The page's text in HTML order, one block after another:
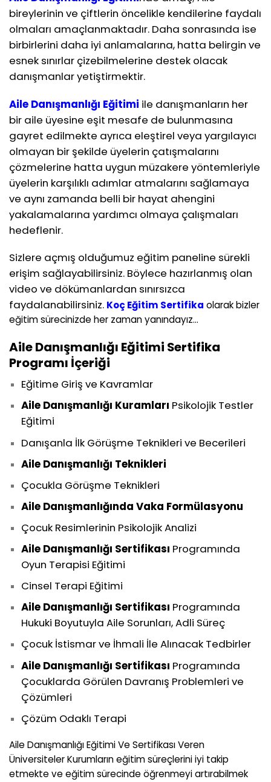
bireylerinin ve çiftlerin öncelikle kendilerine faydalı
olmaları amaçlanmaktadır. Daha sonrasında ise
birbirlerini daha iyi anlamalarına, hatta belirgin ve
esnek sınırlar çizebilmelerine destek olacak
danışmanlar yetiştirmektir.
Aile Danışmanlığı Eğitimi ile danışmanların her
bir aile üyesine eşit mesafe de bulunmasına
gayret edilmekte ayrıca eleştirel veya yargılayıcı
olmayan bir şekilde üyelerin çatışmalarını
çözmelerine hatta uygun müzakere yöntemleriyle
üyelerin karşılıklı adımlar atmalarını sağlamaya
ve aynı zamanda belli bir hayat ahengini
yakalamalarına yardımcı olmaya çalışmaları
hedeflenir.
Sizlere açmış olduğumuz eğitim paneline sürekli
erişim sağlayabilirsiniz. Böylece hazırlanmış olan
video ve dökümanlardan sınırsızca
faydalanabilirsiniz. Koç Eğitim Sertifika olarak bizler
eğitim sürecinizde her zaman yanındayız…
Aile Danışmanlığı Eğitimi Sertifika
Programı İçeriği
Eğitime Giriş ve Kavramlar
Aile Danışmanlığı Kuramları Psikolojik Testler
Eğitimi
Danışanla İlk Görüşme Teknikleri ve Becerileri
Aile Danışmanlığı Teknikleri
Çocukla Görüşme Teknikleri
Aile Danışmanlığında Vaka Formülasyonu
Çocuk Resimlerinin Psikolojik Analizi
Aile Danışmanlığı Sertifikası Programında
Oyun Terapisi Eğitimi
Cinsel Terapi Eğitimi
Aile Danışmanlığı Sertifikası Programında
Hukuki Boyutuyla Aile Sorunları, Adli Süreç
Çocuk İstismar ve İhmali İle Alınacak Tedbirler
Aile Danışmanlığı Sertifikası Programında
Çocuklarda Görülen Davranış Problemleri ve
Çözümleri
Çözüm Odaklı Terapi
Aile Danışmanlığı Eğitimi Ve Sertifikası Veren
Üniversiteler Kurumların eğitim süreçlerini iyi takip
etmekte ve eğitim sürecinde öğrenmeyi artırabilmek